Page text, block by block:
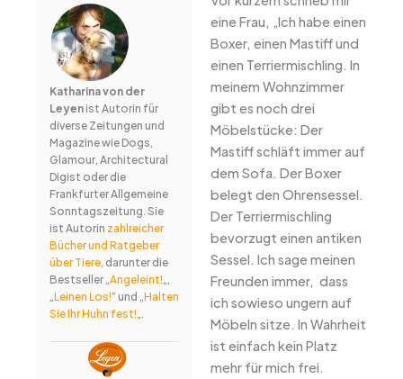
Katharina von der
Leyenist Autorin für
diverse Zeitungen und
Magazine wie Dogs,
Glamour, Architectural
Digist oder die
Frankfurter Allgemeine
Sonntagszeitung. Sie
ist Autorin zahlreicher
Bücher und Ratgeber
über Tiere, darunter die
Bestseller „Angeleint!„,
„Leinen Los!“ und „Halten
Sie Ihr Huhn fest!„.
eine Frau, „Ich habe einen
Boxer, einen Mastiff und
einen Terriermischling. In
meinem Wohnzimmer
gibt es noch drei
Möbelstücke: Der
Mastiff schläft immer auf
dem Sofa. Der Boxer
belegt den Ohrensessel.
Der Terriermischling
bevorzugt einen antiken
Sessel. Ich sage meinen
Freunden immer, dass
ich sowieso ungern auf
Möbeln sitze. In Wahrheit
ist einfach kein Platz
mehr für mich frei.